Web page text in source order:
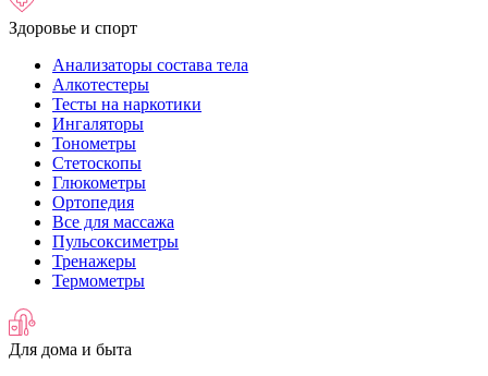
Здоровье и спорт
Анализаторы состава тела
Алкотестеры
Тесты на наркотики
Ингаляторы
Тонометры
Стетоскопы
Глюкометры
Ортопедия
Все для массажа
Пульсоксиметры
Тренажеры
Термометры
Для дома и быта